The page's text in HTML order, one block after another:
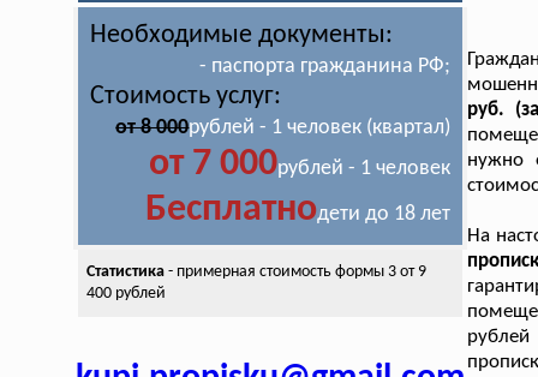
Необходимые документы:
- паспорта гражданина РФ;
Стоимость услуг:
от 8 000рублей - 1 человек (квартал)
от 7 000рублей - 1 человек
Бесплатнодети до 18 лет
Статистика- примерная стоимость формы 3 от 9
400 рублей
руб.
нужно
На